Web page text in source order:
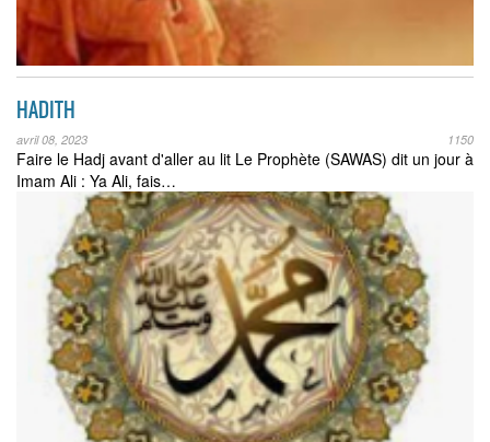
HADITH
avril 08, 2023 1150
Faire le Hadj avant d'aller au lit Le Prophète (SAWAS) dit un jour à
Imam Ali : Ya Ali, fais…